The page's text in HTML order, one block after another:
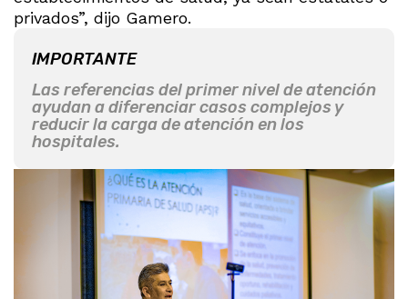
privados”, dijo Gamero.
IMPORTANTE
Las referencias del primer nivel de atención
ayudan a diferenciar casos complejos y
reducir la carga de atención en los
hospitales.